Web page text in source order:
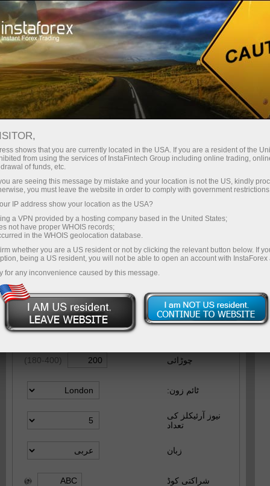
فاریکس انفارمرز فاریکس نیوز
INSTAFOREX INFORMER:
فاریکس نیوز
تجارتی اکاؤنٹ کھولیں
ڈیمو اکاؤنٹ کھولیں
Settings
فانٹ
چوڑائی (
180-400
)
ٹائم زون:
نیوز آرئیکلز کی
تعداد
زبان
شراکتی کوڈ
shows that you are currently located in the USA. If you are a resident of the
from using the services of InstaFintech Group including online trading,
of funds, etc.
are seeing this message by mistake and your location is not the US, kindly
you must leave the website in order to comply with government
IP address show your location as the USA?
a VPN provided by a hosting company based in the United States;
not have proper WHOIS records;
in the WHOIS geolocation database.
whether you are a US resident or not by clicking the relevant button below. If
being a US resident, you will not be able to open an account with InstaForex
for any inconvenience caused by this message.